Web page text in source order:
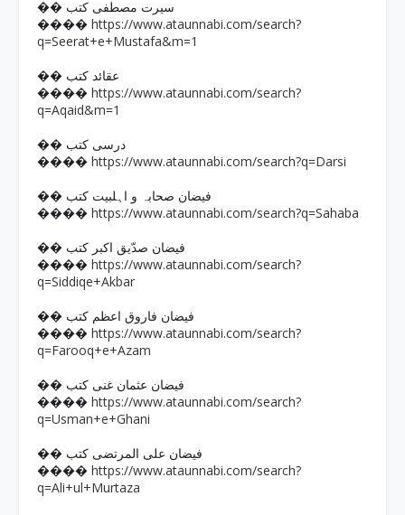
�� سیرت مصطفی کتب
���� https://www.ataunnabi.com/search?
q=Seerat+e+Mustafa&m=1
�� عقائد کتب
���� https://www.ataunnabi.com/search?
q=Aqaid&m=1
�� درسی کتب
���� https://www.ataunnabi.com/search?q=Darsi
�� فیضان صحابہ و اہلبیت کتب
���� https://www.ataunnabi.com/search?q=Sahaba
�� فیضان صدّیق اکبر کتب
���� https://www.ataunnabi.com/search?
q=Siddiqe+Akbar
�� فیضان فاروق اعظم کتب
���� https://www.ataunnabi.com/search?
q=Farooq+e+Azam
�� فیضان عثمان غنی کتب
���� https://www.ataunnabi.com/search?
q=Usman+e+Ghani
�� فیضان علی المرتضی کتب
���� https://www.ataunnabi.com/search?
q=Ali+ul+Murtaza